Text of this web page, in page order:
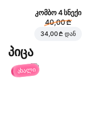
კომბო 4 სნექი
40,00 ₾
34,00 ₾ დან
პიცა
ახალი